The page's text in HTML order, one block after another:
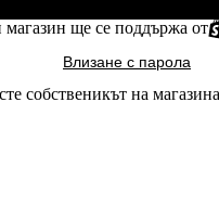
магазин ще се поддържа от
Влизане с парола
собственикът на